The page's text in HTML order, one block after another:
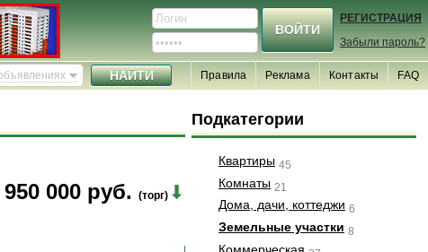
РЕГИСТРАЦИЯ
Забыли пароль?
FAQ
Контакты
Реклама
Правила
950 000 руб.(торг)
Подкатегории
Квартиры 45
Комнаты 21
Дома, дачи, коттеджи 6
Земельные участки 8